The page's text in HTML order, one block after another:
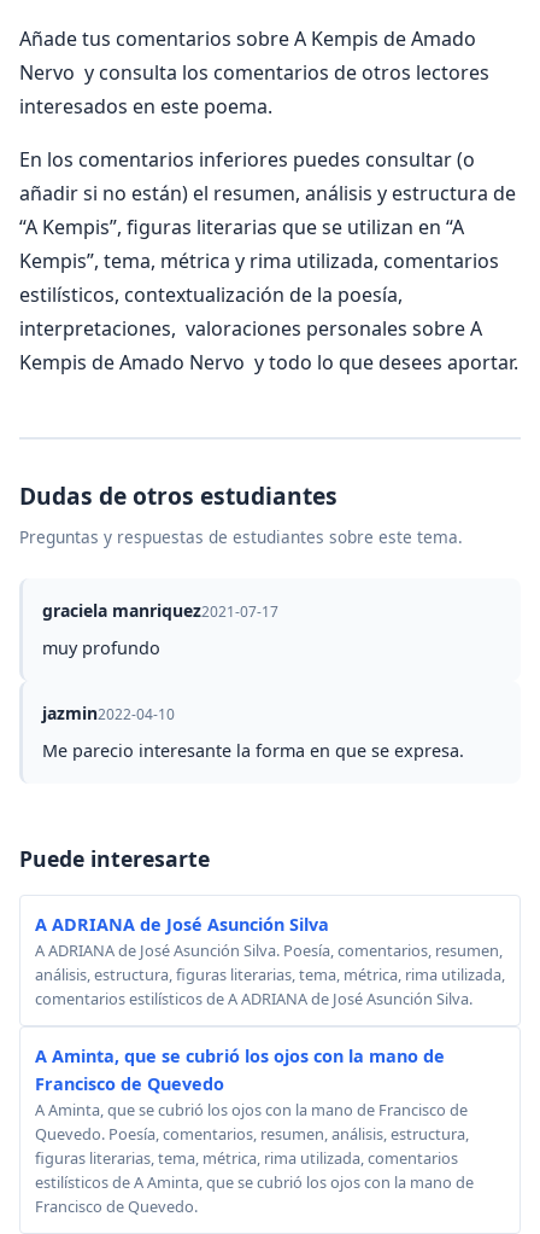
Añade tus comentarios sobre A Kempis de Amado
Nervo y consulta los comentarios de otros lectores
interesados en este poema.
En los comentarios inferiores puedes consultar (o
añadir si no están) el resumen, análisis y estructura de
“A Kempis”, figuras literarias que se utilizan en “A
Kempis”, tema, métrica y rima utilizada, comentarios
estilísticos, contextualización de la poesía,
interpretaciones, valoraciones personales sobre A
Kempis de Amado Nervo y todo lo que desees aportar.
Dudas de otros estudiantes
Preguntas y respuestas de estudiantes sobre este tema.
graciela manriquez2021-07-17
muy profundo
jazmin2022-04-10
Me parecio interesante la forma en que se expresa.
Puede interesarte
A ADRIANA de José Asunción Silva
A ADRIANA de José Asunción Silva. Poesía, comentarios, resumen,
análisis, estructura, figuras literarias, tema, métrica, rima utilizada,
comentarios estilísticos de A ADRIANA de José Asunción Silva.
A Aminta, que se cubrió los ojos con la mano de
Francisco de Quevedo
A Aminta, que se cubrió los ojos con la mano de Francisco de
Quevedo. Poesía, comentarios, resumen, análisis, estructura,
figuras literarias, tema, métrica, rima utilizada, comentarios
estilísticos de A Aminta, que se cubrió los ojos con la mano de
Francisco de Quevedo.